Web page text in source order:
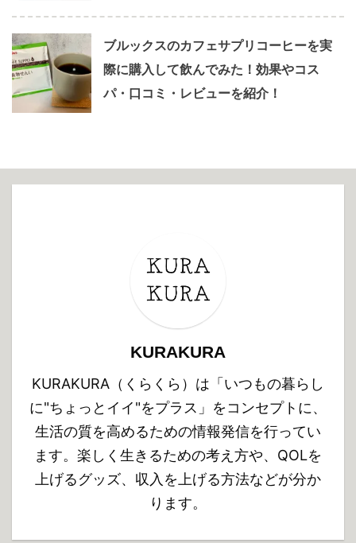
ブルックスのカフェサプリコーヒーを実
際に購入して飲んでみた！効果やコス
パ・口コミ・レビューを紹介！
KURAKURA
KURAKURA（くらくら）は「いつもの暮らし
に"ちょっとイイ"をプラス」をコンセプトに、
生活の質を高めるための情報発信を行ってい
ます。楽しく生きるための考え方や、QOLを
上げるグッズ、収入を上げる方法などが分か
ります。